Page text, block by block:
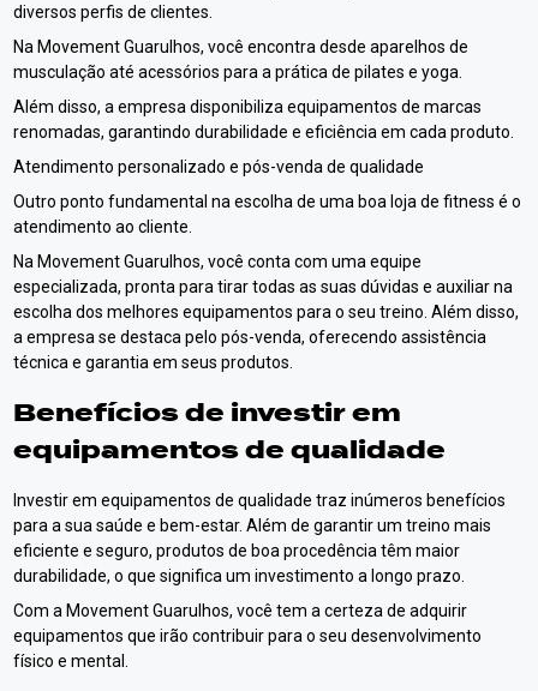
diversos perfis de clientes.
Na Movement Guarulhos, você encontra desde aparelhos de
musculação até acessórios para a prática de pilates e yoga.
Além disso, a empresa disponibiliza equipamentos de marcas
renomadas, garantindo durabilidade e eficiência em cada produto.
Atendimento personalizado e pós-venda de qualidade
Outro ponto fundamental na escolha de uma boa loja de fitness é o
atendimento ao cliente.
Na Movement Guarulhos, você conta com uma equipe
especializada, pronta para tirar todas as suas dúvidas e auxiliar na
escolha dos melhores equipamentos para o seu treino. Além disso,
a empresa se destaca pelo pós-venda, oferecendo assistência
técnica e garantia em seus produtos.
Benefícios de investir em
equipamentos de qualidade
Investir em equipamentos de qualidade traz inúmeros benefícios
para a sua saúde e bem-estar. Além de garantir um treino mais
eficiente e seguro, produtos de boa procedência têm maior
durabilidade, o que significa um investimento a longo prazo.
Com a Movement Guarulhos, você tem a certeza de adquirir
equipamentos que irão contribuir para o seu desenvolvimento
físico e mental.